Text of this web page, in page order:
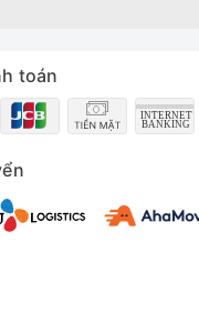
toán